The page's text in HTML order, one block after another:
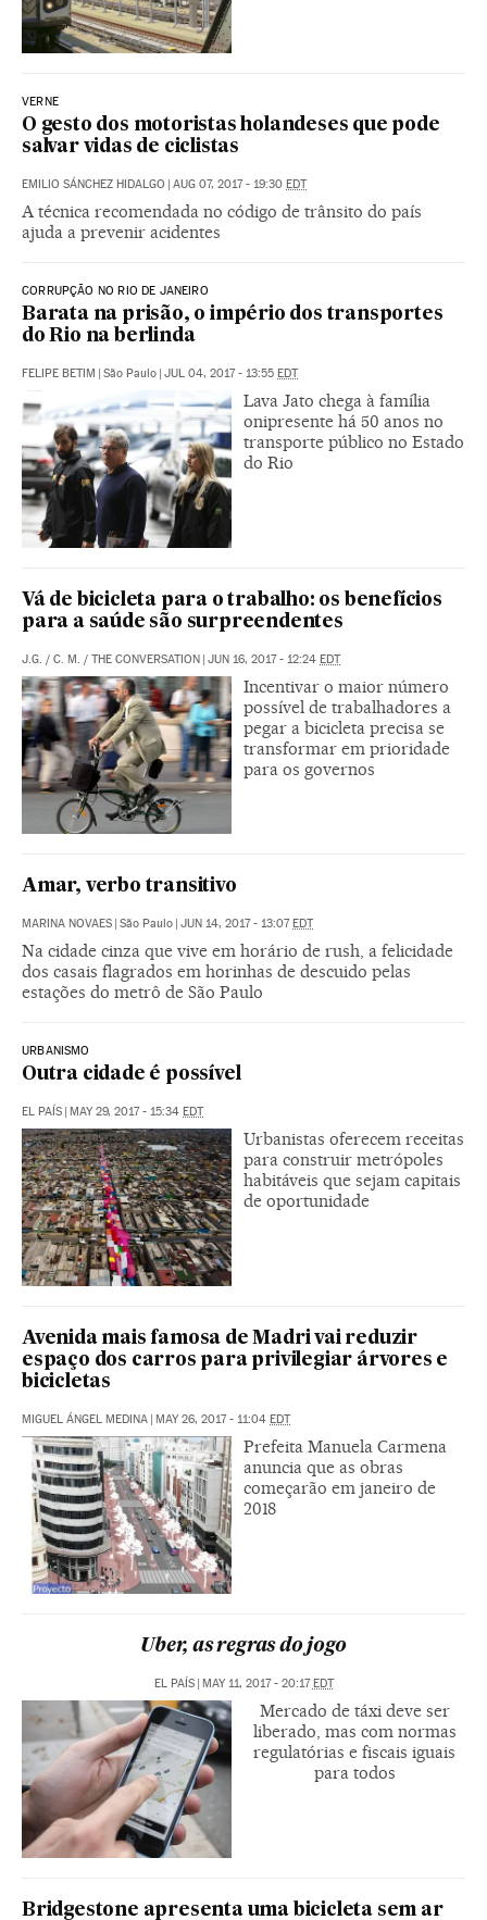
VERNE
O gesto dos motoristas holandeses que pode
salvar vidas de ciclistas
EMILIO SÁNCHEZ HIDALGO | AUG 07, 2017 - 19:30 EDT
A técnica recomendada no código de trânsito do país
ajuda a prevenir acidentes
CORRUPÇÃO NO RIO DE JANEIRO
Barata na prisão, o império dos transportes
do Rio na berlinda
FELIPE BETIM | São Paulo | JUL 04, 2017 - 13:55 EDT
Lava Jato chega à família
onipresente há 50 anos no
transporte público no Estado
do Rio
Vá de bicicleta para o trabalho: os benefícios
para a saúde são surpreendentes
J.G. / C. M. / THE CONVERSATION | JUN 16, 2017 - 12:24 EDT
Incentivar o maior número
possível de trabalhadores a
pegar a bicicleta precisa se
transformar em prioridade
para os governos
Amar, verbo transitivo
MARINA NOVAES | São Paulo | JUN 14, 2017 - 13:07EDT
Na cidade cinza que vive em horário de rush, a felicidade
dos casais flagrados em horinhas de descuido pelas
estações do metrô de São Paulo
URBANISMO
Outra cidade é possível
EL PAÍS | MAY 29, 2017 - 15:34 EDT
Urbanistas oferecem receitas
para construir metrópoles
habitáveis que sejam capitais
de oportunidade
Avenida mais famosa de Madri vai reduzir
espaço dos carros para privilegiar árvores e
bicicletas
MIGUEL ÁNGEL MEDINA | MAY 26, 2017 - 11:04 EDT
Prefeita Manuela Carmena
anuncia que as obras
começarão em janeiro de
2018
Uber, as regras do jogo
EL PAÍS | MAY 11, 2017 - 20:17EDT
Mercado de táxi deve ser
liberado, mas com normas
regulatórias e fiscais iguais
para todos
Bridgestone apresenta uma bicicleta sem ar